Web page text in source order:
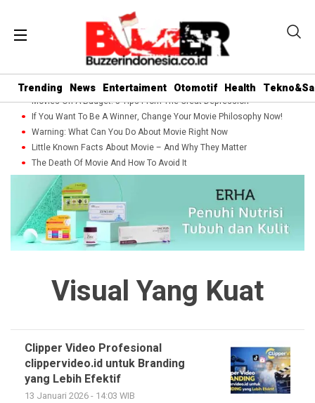
Trending News Entertaiment Otomotif Health
Movies On A Budget: 5 Tips From The Great Depression
If You Want To Be A Winner, Change Your Movie Philosophy Now!
Warning: What Can You Do About Movie Right Now
Little Known Facts About Movie – And Why They Matter
The Death Of Movie And How To Avoid It
Visual Yang Kuat
Clipper Video Profesional
clippervideo.id untuk Branding
yang Lebih Efektif
13 Januari 2026 - 14:03 WIB